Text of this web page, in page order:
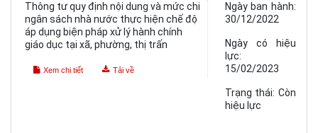
Thông tư quy định nội dung và mức chi
ngân sách nhà nước thực hiện chế độ
áp dụng biện pháp xử lý hành chính
giáo dục tại xã, phường, thị trấn
Xem chi tiết Tải về
Ngày ban hành:
30/12/2022
Ngày có hiệu
lực:
15/02/2023
Trạng thái: Còn
hiệu lực